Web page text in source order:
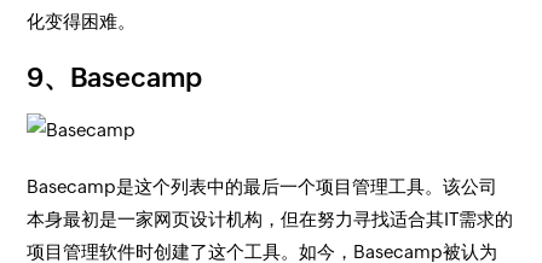
化变得困难。
9、Basecamp
Basecamp是这个列表中的最后一个项目管理工具。该公司
本身最初是一家网页设计机构，但在努力寻找适合其IT需求的
项目管理软件时创建了这个工具。如今，Basecamp被认为